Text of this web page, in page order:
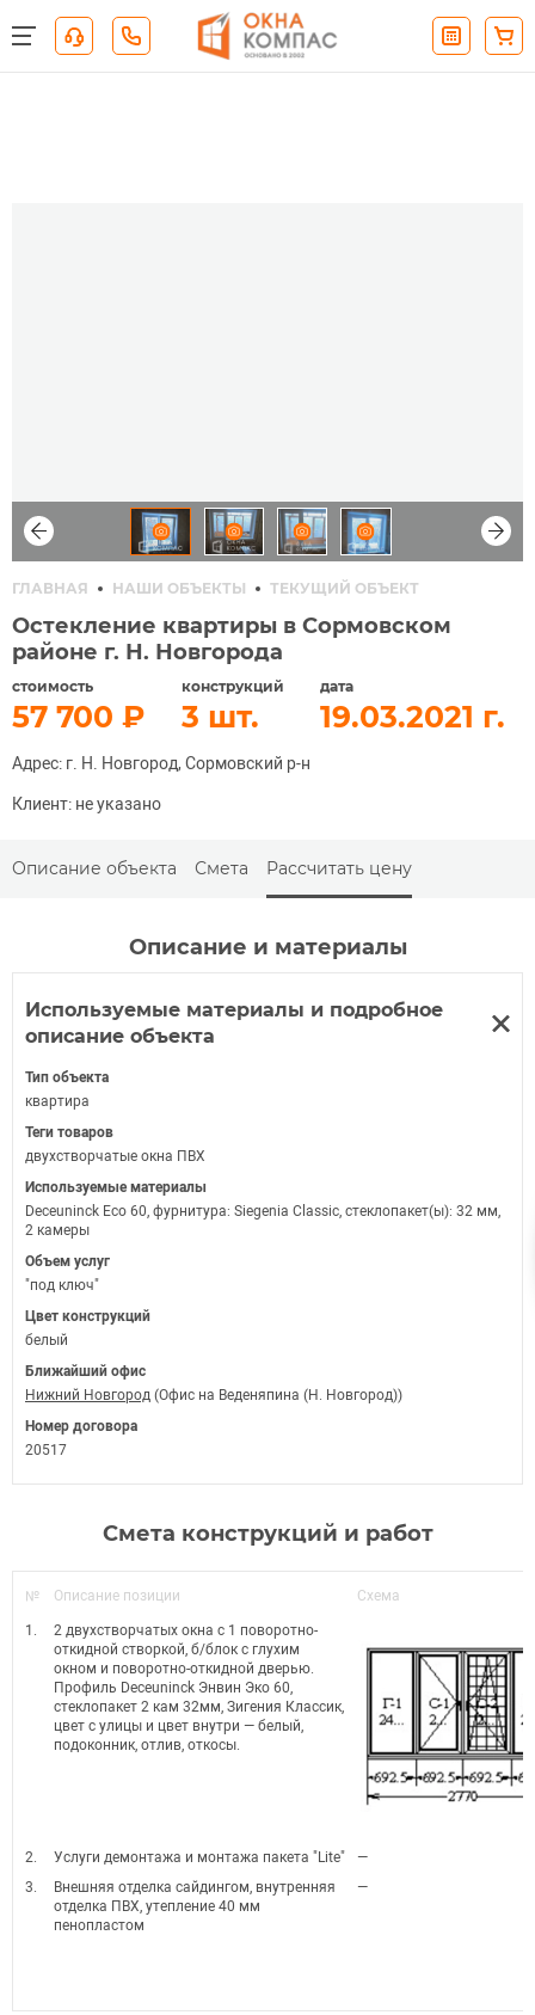
ГЛАВНАЯ НАШИ ОБЪЕКТЫ ТЕКУЩИЙ ОБЪЕКТ
Остекление квартиры в Сормовском
районе г. Н. Новгорода
стоимость
57 700
конструкций
3
дата
19.03.2021
Адрес: г. Н. Новгород, Сормовский р-н
Клиент: не указано
Описание объекта Смета Рассчитать цену
Описание и материалы
Используемые материалы и подробное
описание объекта
Тип объекта
квартира
Теги товаров
двухстворчатые окна ПВХ
Используемые материалы
Deceuninck Eco 60, фурнитура: Siegenia Classic, стеклопакет(ы): 32 мм,
2 камеры
Объем услуг
"под ключ"
Цвет конструкций
белый
Ближайший офис
Нижний Новгород (Офис на Веденяпина (Н. Новгород))
Номер договора
20517
Смета конструкций и работ
№ Описание позиции Схема
1.
2 двухстворчатых окна с 1 поворотно-
откидной створкой, б/блок с глухим
окном и поворотно-откидной дверью.
Профиль Deceuninck Энвин Эко 60,
стеклопакет 2 кам 32мм, Зигения Классик,
цвет с улицы и цвет внутри — белый,
подоконник, отлив, откосы.
2. Услуги демонтажа и монтажа пакета "Lite"
—
3.
Внешняя отделка сайдингом, внутренняя
отделка ПВХ, утепление 40 мм
пенопластом
—